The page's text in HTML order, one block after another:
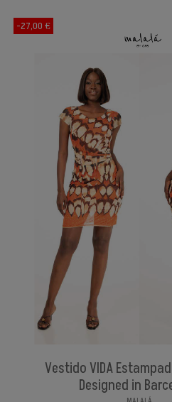
-27,00 €
Vestido VIDA
Designed in